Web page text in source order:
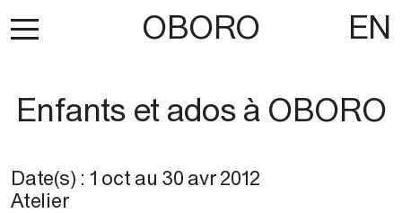
OBORO EN
Enfants et ados à OBORO
Date(s) : 1 oct au 30 avr 2012
Atelier